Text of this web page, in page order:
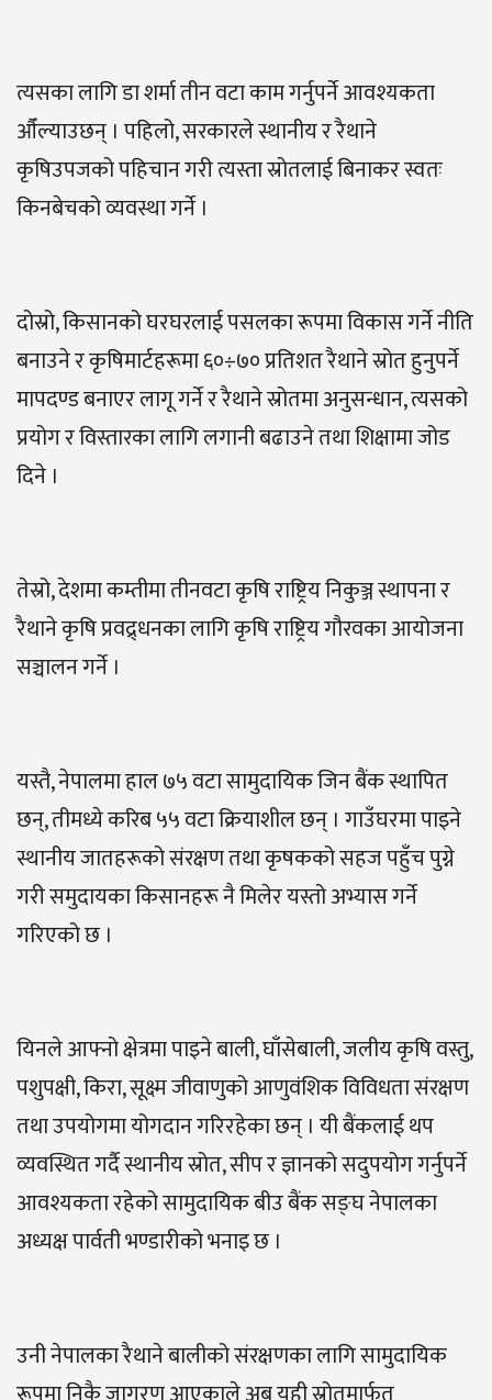
त्यसका लागि डा शर्मा तीन वटा काम गर्नुपर्ने आवश्यकता
औँल्याउछन् । पहिलो, सरकारले स्थानीय र रैथाने
कृषिउपजको पहिचान गरी त्यस्ता स्रोतलाई बिनाकर स्वतः
किनबेचको व्यवस्था गर्ने ।
दोस्रो, किसानको घरघरलाई पसलका रूपमा विकास गर्ने नीति
बनाउने र कृषिमार्टहरूमा ६०÷७० प्रतिशत रैथाने स्रोत हुनुपर्ने
मापदण्ड बनाएर लागू गर्ने र रैथाने स्रोतमा अनुसन्धान, त्यसको
प्रयोग र विस्तारका लागि लगानी बढाउने तथा शिक्षामा जोड
दिने ।
तेस्रो, देशमा कम्तीमा तीनवटा कृषि राष्ट्रिय निकुञ्ज स्थापना र
रैथाने कृषि प्रवद्र्धनका लागि कृषि राष्ट्रिय गौरवका आयोजना
सञ्चालन गर्ने ।
यस्तै, नेपालमा हाल ७५ वटा सामुदायिक जिन बैंक स्थापित
छन्, तीमध्ये करिब ५५ वटा क्रियाशील छन् । गाउँघरमा पाइने
स्थानीय जातहरूको संरक्षण तथा कृषकको सहज पहुँच पुग्ने
गरी समुदायका किसानहरू नै मिलेर यस्तो अभ्यास गर्ने
गरिएको छ ।
यिनले आफ्नो क्षेत्रमा पाइने बाली, घाँसेबाली, जलीय कृषि वस्तु,
पशुपक्षी, किरा, सूक्ष्म जीवाणुको आणुवंशिक विविधता संरक्षण
तथा उपयोगमा योगदान गरिरहेका छन् । यी बैंकलाई थप
व्यवस्थित गर्दै स्थानीय स्रोत, सीप र ज्ञानको सदुपयोग गर्नुपर्ने
आवश्यकता रहेको सामुदायिक बीउ बैंक सङ्घ नेपालका
अध्यक्ष पार्वती भण्डारीको भनाइ छ ।
उनी नेपालका रैथाने बालीको संरक्षणका लागि सामुदायिक